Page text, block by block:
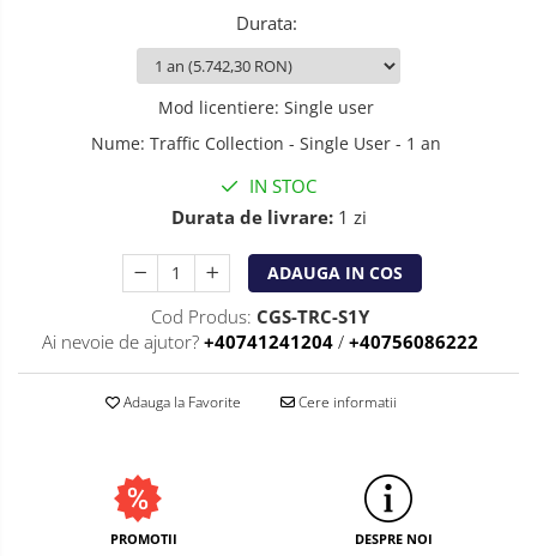
Durata:
Mod licentiere: Single user
Nume: Traffic Collection - Single User - 1 an
IN STOC
Durata de livrare:1 zi
ADAUGA IN COS
Cod Produs: CGS-TRC-S1Y
Ai nevoie de ajutor? +40741241204 / +40756086222
Adauga la Favorite Cere informatii
PROMOTII DESPRE NOI